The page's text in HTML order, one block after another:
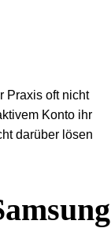
Praxis oft nicht
Konto ihr
darüber lösen